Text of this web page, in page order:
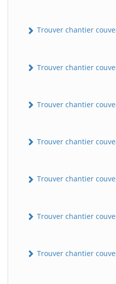
Trouver chantier
Trouver chantier
Trouver chantier
Trouver chantier
Trouver chantier
Trouver chantier
Trouver chantier
B BatiWebPro